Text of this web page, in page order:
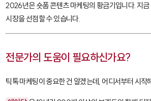
2026년은 숏폼 콘텐츠 마케팅의 황금기입니다. 지
시장을 선점할 수 있습니다.
전문가의 도움이 필요하신가요?
틱톡 마케팅이 중요한 건 알겠는데, 어디서부터 시작